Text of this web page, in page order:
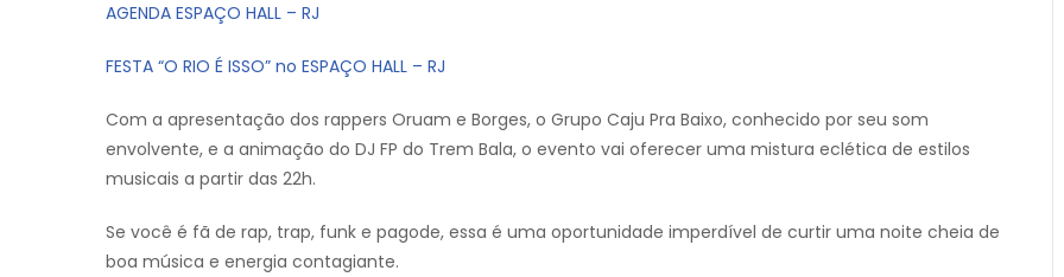
AGENDA ESPAÇO HALL – RJ
FESTA “O RIO É ISSO” no ESPAÇO HALL – RJ
Com a apresentação dos rappers Oruam e Borges, o Grupo Caju Pra Baixo, conhecido por seu som
envolvente, e a animação do DJ FP do Trem Bala, o evento vai oferecer uma mistura eclética de estilos
musicais a partir das 22h.
Se você é fã de rap, trap, funk e pagode, essa é uma oportunidade imperdível de curtir uma noite cheia de
boa música e energia contagiante.